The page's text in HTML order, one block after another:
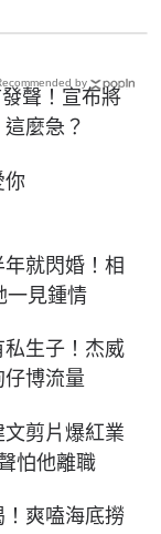
聲！宣布將
麼急？
你
就閃婚！相
見鍾情
生子！杰威
博流量
剪片爆紅業
怕他離職
爽嗑海底撈
by